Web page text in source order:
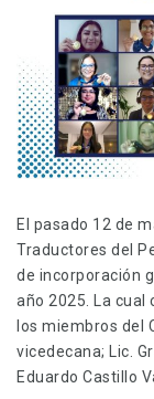
El pasado 12 de
Traductores del
de incorporación
año 2025. La cual
los miembros del
vicedecana; Lic.
Eduardo Castillo